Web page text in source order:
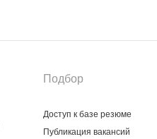
Подбор
Доступ к базе резюме
Публикация вакансий